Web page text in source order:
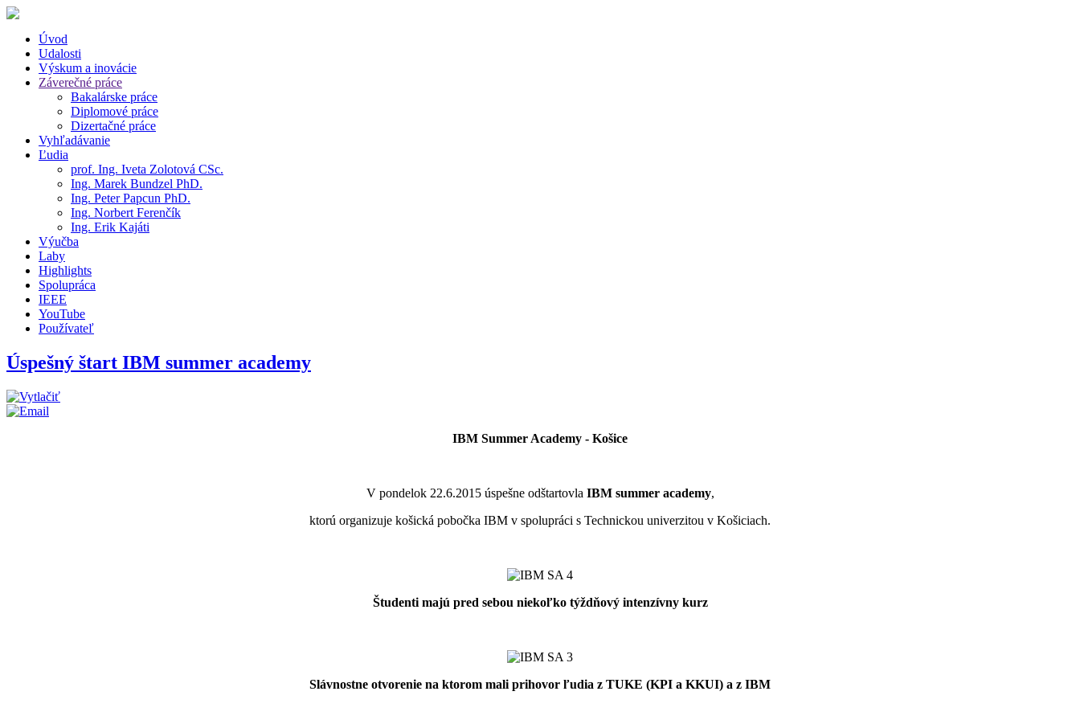
Úvod
Udalosti
Výskum a inovácie
Záverečné práce
Bakalárske práce
Diplomové práce
Dizertačné práce
Vyhľadávanie
Ľudia
prof. Ing. Iveta Zolotová CSc.
Ing. Marek Bundzel PhD.
Ing. Peter Papcun PhD.
Ing. Norbert Ferenčík
Ing. Erik Kajáti
Výučba
Laby
Highlights
Spolupráca
IEEE
YouTube
Používateľ
Úspešný štart IBM summer academy
IBM Summer Academy - Košice
V pondelok 22.6.2015 úspešne odštartovla IBM summer academy,
ktorú organizuje košická pobočka IBM v spolupráci s Technickou univerzitou v Košiciach.
Študenti majú pred sebou niekoľko týždňový intenzívny kurz
Slávnostne otvorenie na ktorom mali prihovor ľudia z TUKE (KPI a KKUI) a z IBM